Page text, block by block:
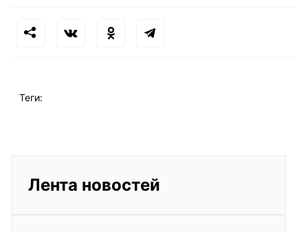
Теги:
Лента новостей